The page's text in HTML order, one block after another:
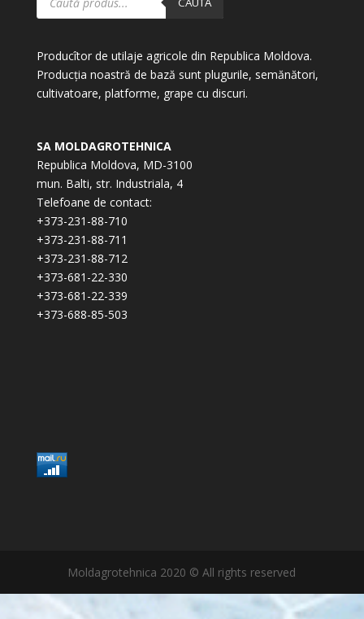
Producîtor de utilaje agricole din Republica Moldova.
Producția noastră de bază sunt plugurile, semănători,
cultivatoare, platforme, grape cu discuri.
SA MOLDAGROTEHNICA
Republica Moldova, MD-3100
mun. Balti, str. Industriala, 4
Telefoane de contact:
+373-231-88-710
+373-231-88-711
+373-231-88-712
+373-681-22-330
+373-681-22-339
+373-688-85-503
Moldagrotehnica 2020 © All rights reserved